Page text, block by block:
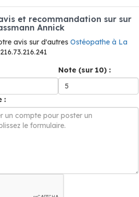
et recommandation sur sur
Annick
avis sur d'autres Ostéopathe à La
Note (sur 10) :
: